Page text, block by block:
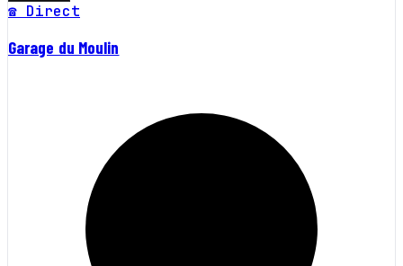
☎ Direct
Garage du Moulin